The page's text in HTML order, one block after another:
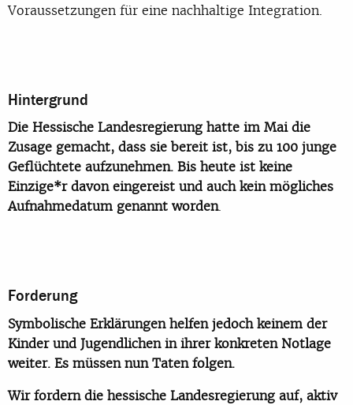
Voraussetzungen für eine nachhaltige Integration.
Hintergrund
Die Hessische Landesregierung hatte im Mai die
Zusage gemacht, dass sie bereit ist, bis zu 100 junge
Geflüchtete aufzunehmen. Bis heute ist keine
Einzige*r davon eingereist und auch kein mögliches
Aufnahmedatum genannt worden.
Forderung
Symbolische Erklärungen helfen jedoch keinem der
Kinder und Jugendlichen in ihrer konkreten Notlage
weiter. Es müssen nun Taten folgen.
Wir fordern die hessische Landesregierung auf, aktiv